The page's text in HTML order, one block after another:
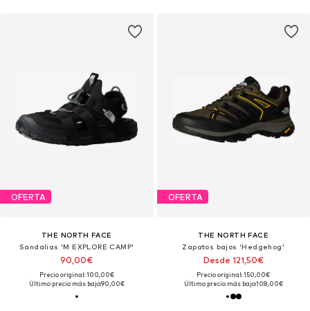
OFERTA
THE NORTH FACE
Sandalias 'M EXPLORE CAMP'
90,00€
Precio original: 100,00€
Último precio más bajo:90,00€
OFERTA
THE NORTH FACE
Zapatos bajos 'Hedgehog'
Desde 121,50€
Precio original: 150,00€
Último precio más bajo:108,00€